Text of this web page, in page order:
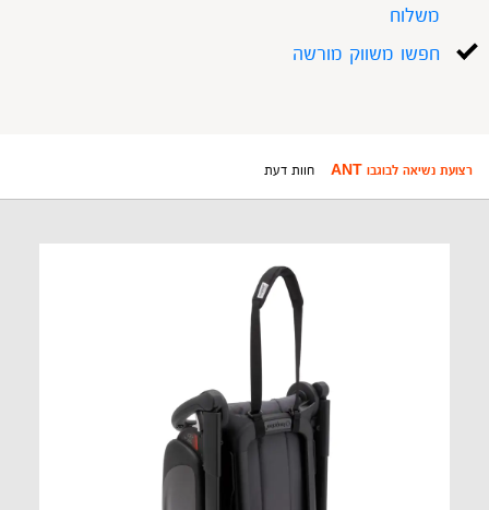
משלוח
חפשו משווק מורשה
רצועת נשיאה לבוגבו ANT חוות דעת